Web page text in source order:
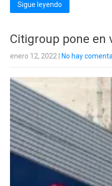
Sigue leyendo
Citigroup pone en
enero 12, 2022 No hay